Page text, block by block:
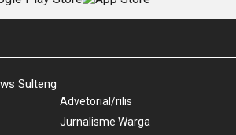
Sulteng
Advetorial/rilis
Jurnalisme Warga